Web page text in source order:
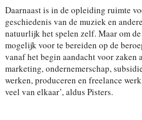
Daarnaast is in de opleiding ruimte
geschiedenis van de muziek en
natuurlijk het spelen zelf. Maar om
mogelijk voor te bereiden op de
vanaf het begin aandacht voor zaken
marketing, ondernemerschap,
werken, produceren en freelance
veel van elkaar’, aldus Pisters.